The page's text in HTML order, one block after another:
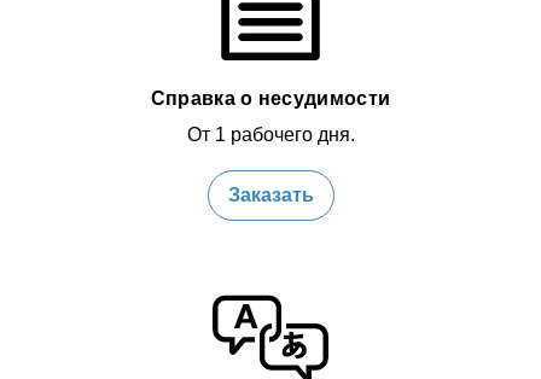
Справка о несудимости
От 1 рабочего дня.
Заказать